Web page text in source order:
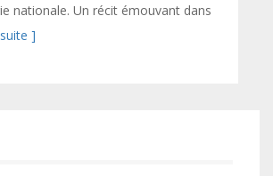
nationale. Un récit émouvant dans
]